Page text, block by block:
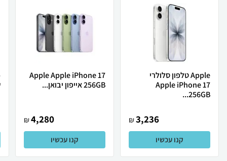
Apple טלפון סלולרי
Apple iPhone 17
256GB...
3,236
₪
קנו עכשיו
Apple Apple iPhone 17
256GB אייפון יבואן...
4,280
₪
קנו עכשיו